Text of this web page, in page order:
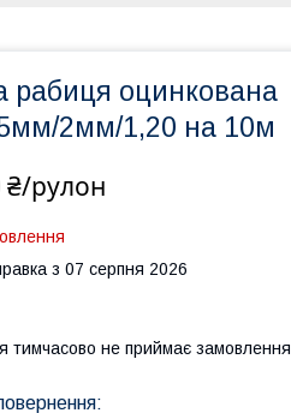
рабиця оцинкована
2мм/1,20 на 10м
₴/рулон
з 07 серпня 2026
тимчасово не приймає замовлення